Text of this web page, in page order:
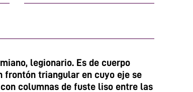
legionario. Es de cuerpo
frontón triangular en cuyo eje se
columnas de fuste liso entre las